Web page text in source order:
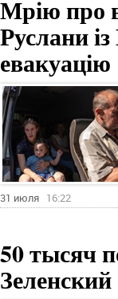
Мрію про
Руслани
евакуацію
31 июля 16:22
50 тысяч